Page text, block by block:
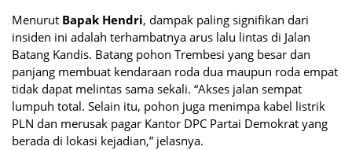
Menurut Bapak Hendri, dampak paling signifikan dari
insiden ini adalah terhambatnya arus lalu lintas di Jalan
Batang Kandis. Batang pohon Trembesi yang besar dan
panjang membuat kendaraan roda dua maupun roda empat
tidak dapat melintas sama sekali. “Akses jalan sempat
lumpuh total. Selain itu, pohon juga menimpa kabel listrik
PLN dan merusak pagar Kantor DPC Partai Demokrat yang
berada di lokasi kejadian,” jelasnya.